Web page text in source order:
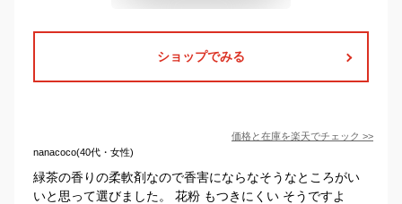
ショップでみる
価格と在庫を楽天でチェック >>
nanacoco(40代・女性)
緑茶の香りの柔軟剤なので香害にならなそうなところがい
いと思って選びました。 花粉 もつきにくい そうですよ